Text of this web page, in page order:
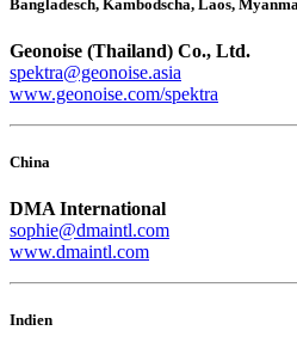
Bangladesch, Kambodscha, Laos,
Geonoise (Thailand) Co., Ltd.
spektra@geonoise.asia
www.geonoise.com/spektra
China
DMA International
sophie@dmaintl.com
www.dmaintl.com
Indien